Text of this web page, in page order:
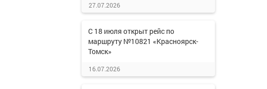
27.07.2026
С 18 июля открыт рейс по
маршруту №10821 «Красноярск-
Томск»
16.07.2026